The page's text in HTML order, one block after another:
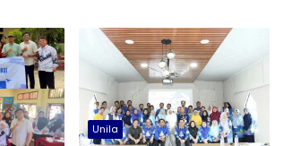
Unila